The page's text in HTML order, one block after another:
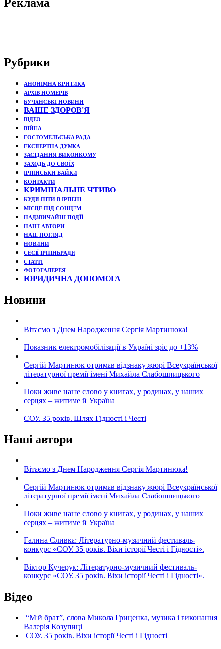
Реклама
Рубрики
АНОНІМНА КРИТИКА
АРХІВ НОМЕРІВ
БУЧАНСЬКІ НОВИНИ
ВАШЕ ЗДОРОВ'Я
ВІДЕО
ВІЙНА
ГОСТОМЕЛЬСЬКА РАДА
ЕКСПЕРТНА ДУМКА
ЗАСІДАННЯ ВИКОНКОМУ
ЗАХОДЬ ДО СВОЇХ
ІРПІНСЬКИ БАЙКИ
КОНТАКТИ
КРИМІНАЛЬНЕ ЧТИВО
КУДИ ПІТИ В ІРПЕНІ
МІСЦЕ ПІД СОНЦЕМ
НАДЗВИЧАЙНІ ПОДЇЇ
НАШІ АВТОРИ
НАШ ПОГЛЯД
НОВИНИ
СЕСІЇ ІРПІНЬРАДИ
СТАТТІ
ФОТОГАЛЕРЕЯ
ЮРИДИЧНА ДОПОМОГА
Новини
Вітаємо з Днем Народження Сергія Мартинюка!
Показник електромобілізації в Україні зріс до +13%
Сергій Мартинюк отримав відзнаку жюрі Всеукраїнської
літературної премії імені Михайла Слабошпицького
Поки живе наше слово у книгах, у родинах, у наших
серцях – житиме й Україна
СОУ. 35 років. Шлях Гідності і Честі
Наші автори
Вітаємо з Днем Народження Сергія Мартинюка!
Сергій Мартинюк отримав відзнаку жюрі Всеукраїнської
літературної премії імені Михайла Слабошпицького
Поки живе наше слово у книгах, у родинах, у наших
серцях – житиме й Україна
Галина Сливка: Літературно-музичний фестиваль-
конкурс «СОУ. 35 років. Віхи історії Честі і Гідності».
Віктор Кучерук: Літературно-музичний фестиваль-
конкурс «СОУ. 35 років. Віхи історії Честі і Гідності».
Відео
“Мій брат”, слова Микола Гриценка, музика і виконання
Валерія Козупиці
СОУ. 35 років. Віхи історії Честі і Гідності